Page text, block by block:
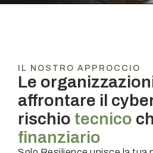
IL NOSTRO APPROCCIO
Le
affrontare il
rischio tecnico
finanziario